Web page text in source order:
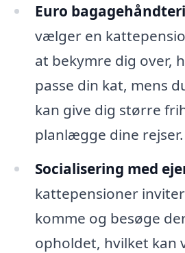
Euro
vælger en
at bekymre dig over,
passe din kat, mens
kan give dig større
planlægge dine rejser.
Socialisering med
kattepensioner
komme og besøge
opholdet, hvilket kan